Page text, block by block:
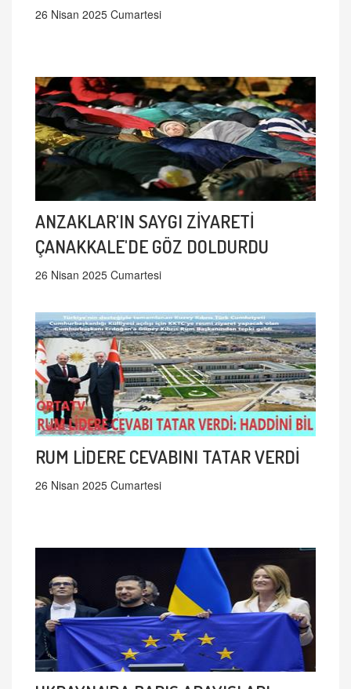
26 Nisan 2025 Cumartesi
ANZAKLAR'IN SAYGI ZİYARETİ
ÇANAKKALE'DE GÖZ DOLDURDU
26 Nisan 2025 Cumartesi
RUM LİDERE CEVABINI TATAR VERDİ
26 Nisan 2025 Cumartesi